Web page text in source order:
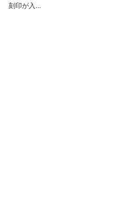
刻印が入...